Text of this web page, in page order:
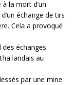
la mort d’un
échange de tirs
Cela a provoqué
échanges
au
par une mine